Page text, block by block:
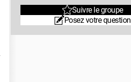
Suivre le groupe
Posez votre question